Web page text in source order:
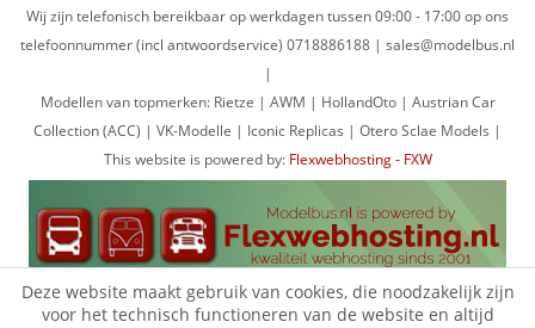
Wij zijn telefonisch bereikbaar op werkdagen tussen 09:00 - 17:00 op ons
telefoonnummer (incl antwoordservice) 0718886188 | sales@modelbus.nl
|
Modellen van topmerken: Rietze | AWM | HollandOto | Austrian Car
Collection (ACC) | VK-Modelle | Iconic Replicas | Otero Sclae Models |
This website is powered by: Flexwebhosting - FXW
Deze website maakt gebruik van cookies, die noodzakelijk zijn
voor het technisch functioneren van de website en altijd